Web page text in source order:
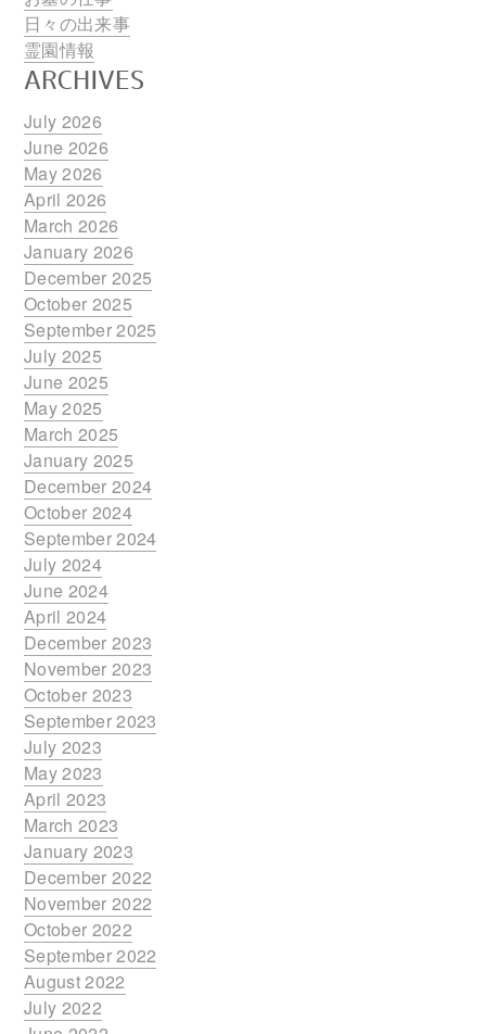
日々の出来事
霊園情報
ARCHIVES
July 2026
June 2026
May 2026
April 2026
March 2026
January 2026
December 2025
October 2025
September 2025
July 2025
June 2025
May 2025
March 2025
January 2025
December 2024
October 2024
September 2024
July 2024
June 2024
April 2024
December 2023
November 2023
October 2023
September 2023
July 2023
May 2023
April 2023
March 2023
January 2023
December 2022
November 2022
October 2022
September 2022
August 2022
July 2022